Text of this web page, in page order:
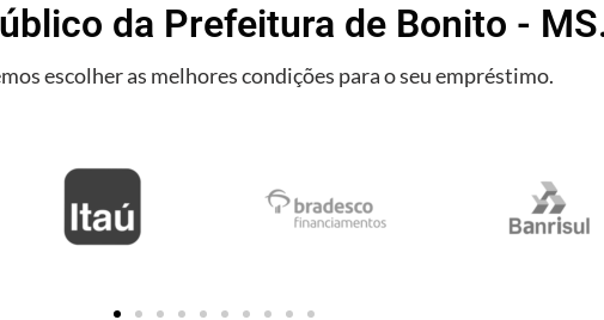
da Prefeitura de Bonito -
escolher as melhores condições para o seu empréstimo.